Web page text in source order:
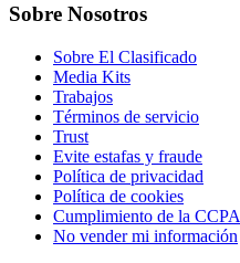
Sobre Nosotros
Sobre El Clasificado
Media Kits
Trabajos
Términos de servicio
Trust
Evite estafas y fraude
Política de privacidad
Política de cookies
Cumplimiento de la CCPA
No vender mi información